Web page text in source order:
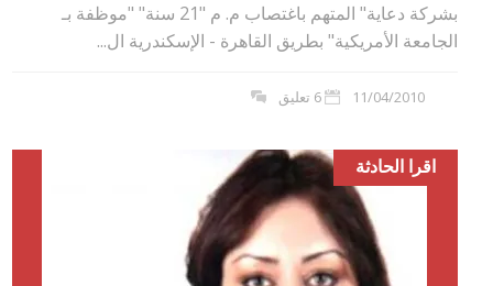
بشركة دعاية" المتهم باغتصاب م. م "21 سنة" "موظفة بـ
الجامعة الأمريكية" بطريق القاهرة - الإسكندرية ال...
11/04/2010 6 تعليق
اقرا الحادثة